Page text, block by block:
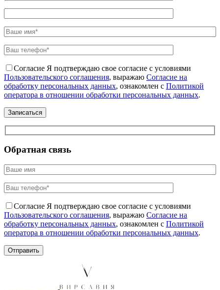
Согласие Я подтверждаю свое согласие с условиями
Пользовательского соглашения, выражаю Согласие на
обработку персональных данных, ознакомлен с Политикой
оператора в отношении обработки персональных данных.
Обратная связь
Согласие Я подтверждаю свое согласие с условиями
Пользовательского соглашения, выражаю Согласие на
обработку персональных данных, ознакомлен с Политикой
оператора в отношении обработки персональных данных.